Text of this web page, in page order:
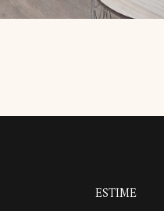
ESTIME